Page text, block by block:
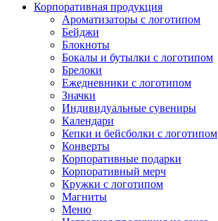
Корпоративная продукция
Ароматизаторы с логотипом
Бейджи
Блокноты
Бокалы и бутылки с логотипом
Брелоки
Ежедневники с логотипом
Значки
Индивидуальные сувениры
Календари
Кепки и бейсболки с логотипом
Конверты
Корпоративные подарки
Корпоративный мерч
Кружки с логотипом
Магниты
Меню